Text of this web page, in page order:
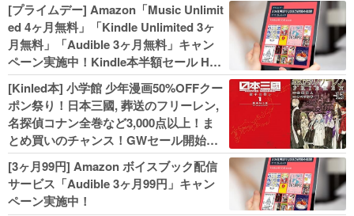
[プライムデー] Amazon「Music Unlimit
ed 4ヶ月無料」「Kindle Unlimited 3ヶ
月無料」「Audible 3ヶ月無料」キャン
ペーン実施中！Kindle本半額セール HU
NTER×HUNTERなど集英社、無職転生,
幼女戦記などKADOKAWA、キャプテン
翼100円セールも！
[Kinled本] 小学館 少年漫画50%OFFクー
ポン祭り！日本三國, 葬送のフリーレン,
名探偵コナン全巻など3,000点以上！ま
とめ買いのチャンス！GWセール開始！
人気コミック多数 カドカワ祭やIT関連本
がセールに！
[3ヶ月99円] Amazon ボイスブック配信
サービス「Audible 3ヶ月99円」キャン
ペーン実施中！